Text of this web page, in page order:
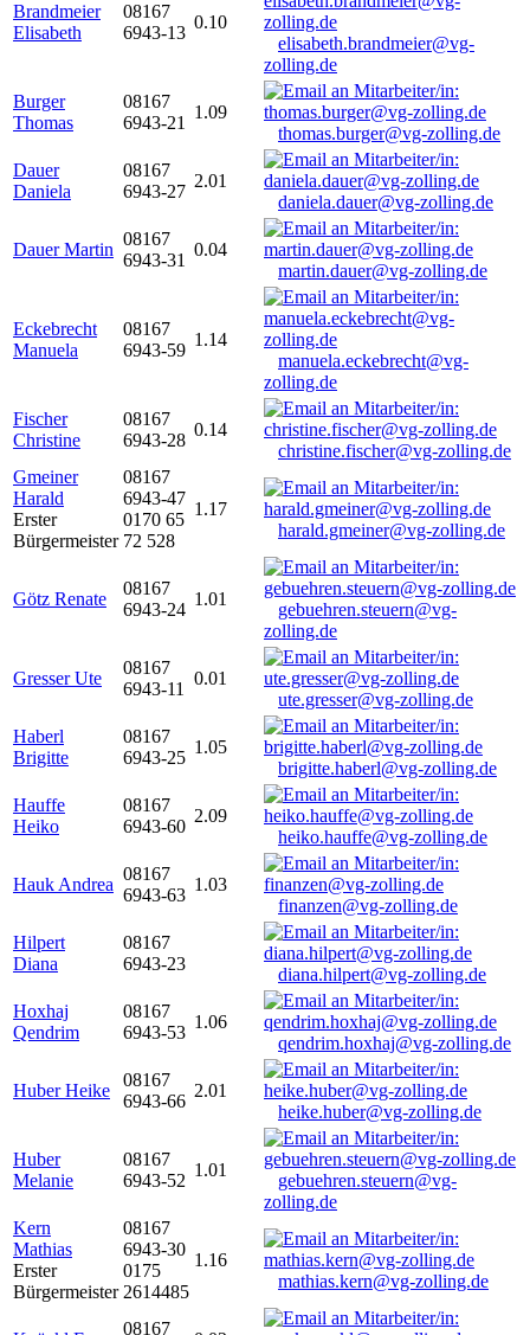
Brandmeier
Elisabeth
08167
6943-13
0.10
elisabeth.brandmeier@vg-
zolling.de
Burger
Thomas
08167
6943-21
1.09
thomas.burger@vg-zolling.de
Dauer
Daniela
08167
6943-27
2.01
daniela.dauer@vg-zolling.de
Dauer Martin
08167
6943-31
0.04
martin.dauer@vg-zolling.de
Eckebrecht
Manuela
08167
6943-59
1.14
manuela.eckebrecht@vg-
zolling.de
Fischer
Christine
08167
6943-28
0.14
christine.fischer@vg-zolling.de
Gmeiner
Harald
Erster
Bürgermeister
08167
6943-47
0170 65
72 528
1.17
harald.gmeiner@vg-zolling.de
Götz Renate
08167
6943-24
1.01
gebuehren.steuern@vg-
zolling.de
Gresser Ute
08167
6943-11
0.01
ute.gresser@vg-zolling.de
Haberl
Brigitte
08167
6943-25
1.05
brigitte.haberl@vg-zolling.de
Hauffe
Heiko
08167
6943-60
2.09
heiko.hauffe@vg-zolling.de
Hauk Andrea
08167
6943-63
1.03
finanzen@vg-zolling.de
Hilpert
Diana
08167
6943-23
diana.hilpert@vg-zolling.de
Hoxhaj
Qendrim
08167
6943-53
1.06
qendrim.hoxhaj@vg-zolling.de
Huber Heike
08167
6943-66
2.01
heike.huber@vg-zolling.de
Huber
Melanie
08167
6943-52
1.01
gebuehren.steuern@vg-
zolling.de
Kern
Mathias
Erster
Bürgermeister
08167
6943-30
0175
2614485
1.16
mathias.kern@vg-zolling.de
08167